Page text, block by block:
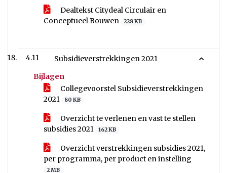
Dealtekst Citydeal Circulair en
Conceptueel Bouwen
228 KB
4.11
Subsidieverstrekkingen 2021
Bijlagen
Collegevoorstel Subsidieverstrekkingen
2021
80 KB
Overzicht te verlenen en vast te stellen
subsidies 2021
162 KB
Overzicht verstrekkingen subsidies 2021,
per programma, per product en instelling
2 MB